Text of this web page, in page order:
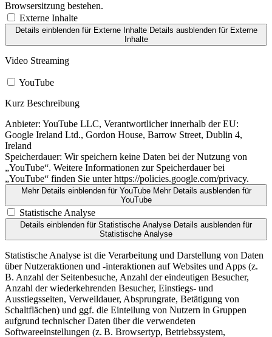
Browsersitzung bestehen.
Externe Inhalte
Details einblendenfür Externe Inhalte Details ausblendenfür Externe
Inhalte
Video Streaming
YouTube
Kurz Beschreibung
Anbieter: YouTube LLC, Verantwortlicher innerhalb der EU:
Google Ireland Ltd., Gordon House, Barrow Street, Dublin 4,
Ireland
Speicherdauer: Wir speichern keine Daten bei der Nutzung von
„YouTube“. Weitere Informationen zur Speicherdauer bei
„YouTube“ finden Sie unter https://policies.google.com/privacy.
Mehr Details einblendenfür YouTube Mehr Details ausblendenfür
YouTube
Statistische Analyse
Details einblenden für Statistische Analyse Details ausblenden für
Statistische Analyse
Statistische Analyse ist die Verarbeitung und Darstellung von Daten
über Nutzeraktionen und -interaktionen auf Websites und Apps (z.
B. Anzahl der Seitenbesuche, Anzahl der eindeutigen Besucher,
Anzahl der wiederkehrenden Besucher, Einstiegs- und
Ausstiegsseiten, Verweildauer, Absprungrate, Betätigung von
Schaltflächen) und ggf. die Einteilung von Nutzern in Gruppen
aufgrund technischer Daten über die verwendeten
Softwareeinstellungen (z. B. Browsertyp, Betriebssystem,